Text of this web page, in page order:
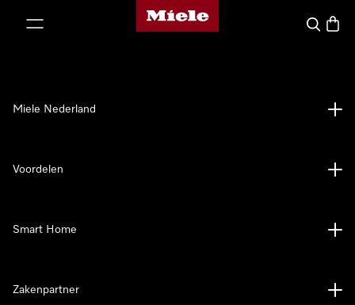
Homepage van Miele
Wat zoek
Miele Nederland
Voordelen
Smart Home
Zakenpartner